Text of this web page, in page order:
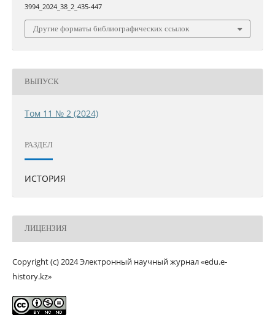
3994_2024_38_2_435-447
Другие форматы библиографических ссылок
ВЫПУСК
Том 11 № 2 (2024)
РАЗДЕЛ
ИСТОРИЯ
ЛИЦЕНЗИЯ
Copyright (c) 2024 Электронный научный журнал «edu.e-
history.kz»